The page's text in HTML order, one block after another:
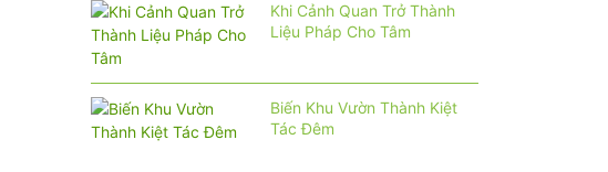
Khi Cảnh Quan Trở Thành
Liệu Pháp Cho Tâm
Biến Khu Vườn Thành Kiệt
Tác Đêm